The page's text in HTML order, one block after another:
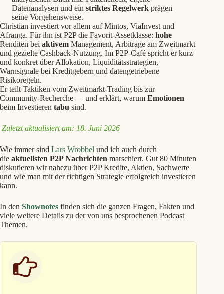
Datenanalysen und ein striktes Regelwerk prägen
seine Vorgehensweise.
Christian investiert vor allem auf Mintos, ViaInvest und
Afranga. Für ihn ist P2P die Favorit‑Assetklasse: hohe
Renditen bei aktivem Management, Arbitrage am Zweitmarkt
und gezielte Cashback‑Nutzung. Im P2P‑Café spricht er kurz
und konkret über Allokation, Liquiditätsstrategien,
Warnsignale bei Kreditgebern und datengetriebene
Risikoregeln.
Er teilt Taktiken vom Zweitmarkt‑Trading bis zur
Community‑Recherche — und erklärt, warum Emotionen
beim Investieren tabu sind.
Zuletzt aktualisiert am: 18. Juni 2026
Wie immer sind Lars Wrobbel und ich auch durch
die aktuellsten P2P Nachrichten marschiert. Gut 80 Minuten
diskutieren wir nahezu über P2P Kredite, Aktien, Sachwerte
und wie man mit der richtigen Strategie erfolgreich investieren
kann.
In den Shownotes finden sich die ganzen Fragen, Fakten und
viele weitere Details zu der von uns besprochenen Podcast
Themen.